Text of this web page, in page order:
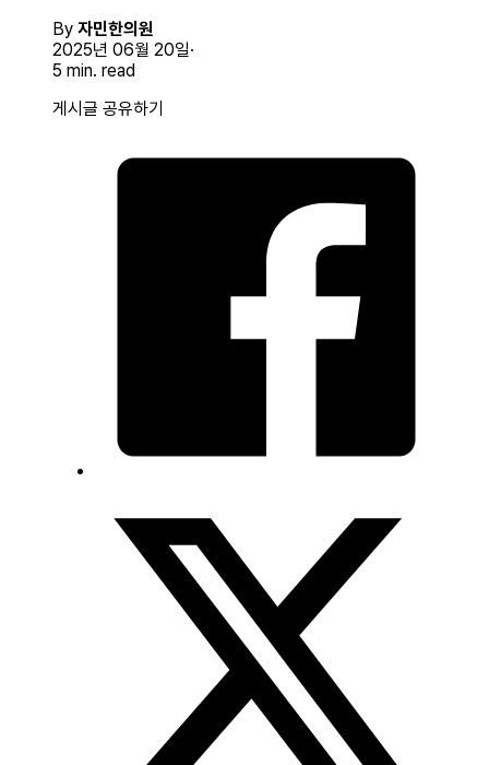
By 자민한의원
2025년 06월 20일
5 min. read
게시글 공유하기